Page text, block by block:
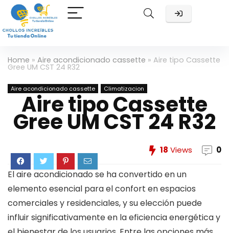
Home » Aire acondicionado cassette » Aire tipo Cassette
Gree UM CST 24 R32
Aire acondicionado cassette Climatizacion
Aire tipo Cassette
Gree UM CST 24 R32
18 Views 0
El aire acondicionado se ha convertido en un
elemento esencial para el confort en espacios
comerciales y residenciales, y su elección puede
influir significativamente en la eficiencia energética y